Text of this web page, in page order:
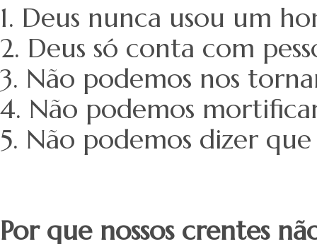
1. Deus nunca usou um
2. Deus só conta com
3. Não podemos nos
4. Não podemos
5. Não podemos dizer
Por que nossos crentes